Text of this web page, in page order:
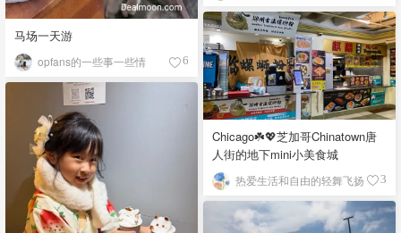
马场一天游
opfans的一些事一些情 6
Chicago☘️💖芝加哥Chinatown唐
人街的地下mini小美食城
热爱生活和自由的轻舞飞扬 3